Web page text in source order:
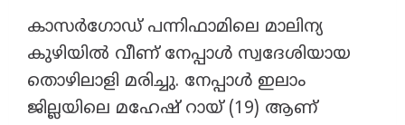
കാസര്‍ഗോഡ് പന്നിഫാമിലെ മാലിന്യ
കുഴിയില്‍ വീണ് നേപ്പാള്‍ സ്വദേശിയായ
തൊഴിലാളി മരിച്ചു. നേപ്പാള്‍ ഇലാം
ജില്ലയിലെ മഹേഷ് റായ് (19) ആണ്